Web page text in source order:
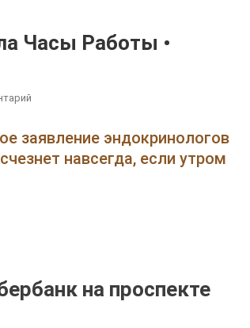
Часы Работы •
На
заявление эндокринологов
навсегда, если утром
на проспекте